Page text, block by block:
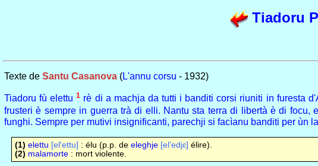
Tiadoru
Texte de Santu Casanova (L'annu corsu - 1932)
Tiadoru fù elettu1 rè di a machja da tutti i banditi corsi riuniti in furesta
frusteri è sempre in guerra trà di elli. Nantu sta terra di libertà è di
funghi. Sempre per mutivi insignificanti, parechji si facìanu banditi per ùn
(1) elettu [el'ettu] : élu (p.p. de eleghje [el'edjɛ] élire).
(2) malamorte: mort violente.